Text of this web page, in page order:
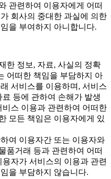
관련하여 이용자에게 어떠
회사의 중대한 과실에 의한
을 부여하지 아니합니다.
한 정보, 자료, 사실의 정확
어떠한 책임을 부담하지 아
서비스를 이용하며, 서비스
등에 관하여 손해가 발생
스 이용과 관련하여 어떠한
모든 책임은 이용자에게 있
여 이용자간 또는 이용자와
품거래 등과 관련하여 어떠
자가 서비스의 이용과 관련
을 부담하지 않습니다.